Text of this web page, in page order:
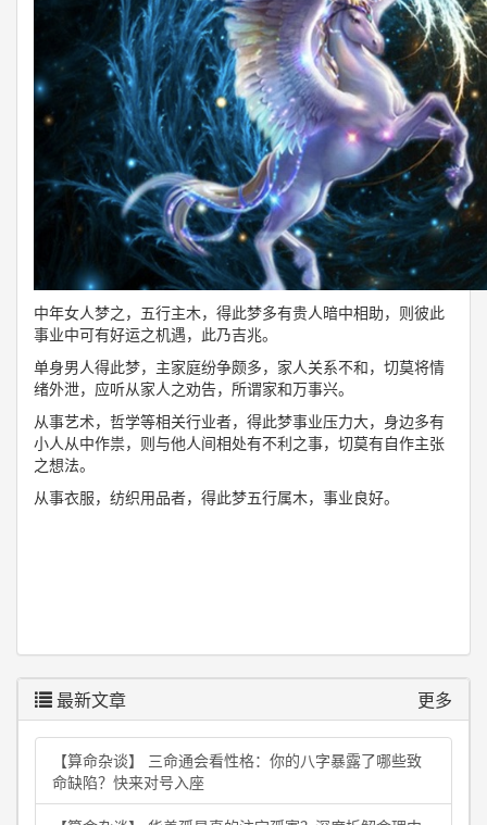
中年女人梦之，五行主木，得此梦多有贵人暗中相助，则彼此
事业中可有好运之机遇，此乃吉兆。
单身男人得此梦，主家庭纷争颇多，家人关系不和，切莫将情
绪外泄，应听从家人之劝告，所谓家和万事兴。
从事艺术，哲学等相关行业者，得此梦事业压力大，身边多有
小人从中作祟，则与他人间相处有不利之事，切莫有自作主张
之想法。
从事衣服，纺织用品者，得此梦五行属木，事业良好。
最新文章 更多
【算命杂谈】 三命通会看性格：你的八字暴露了哪些致
命缺陷？快来对号入座